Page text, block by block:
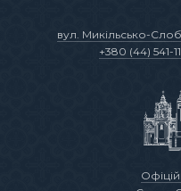
вул. Микільсько-
+380 (44) 541-